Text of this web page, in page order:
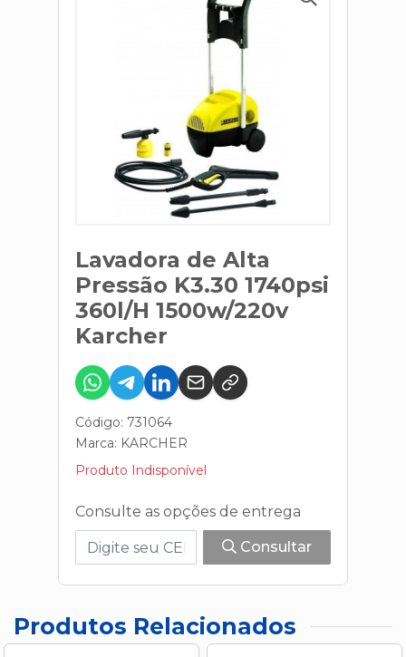
Lavadora de Alta
Pressão K3.30 1740psi
360l/H 1500w/220v
Karcher
Código: 731064
Marca: KARCHER
Produto Indisponível
Consulte as opções de entrega
Consultar
Produtos Relacionados